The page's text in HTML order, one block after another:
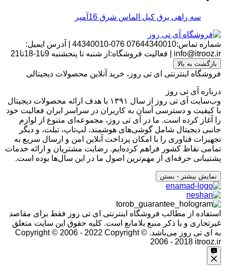
سه راهی برق کپل الماس شرق 16آمپر
شماره تماس:07644340010 076-44340010
آدرس ایمیل:
info@itrooz.ir
فعالیت فروشگاه:از شنبه تا پنجشنبه 9تا1-18تا21
بازگشت به بالا
فروشگاه اینترنتی ای تی روز، خرید آنلاین محصولات دیجیتالی
درباره آی تی روز
وب‌سایت آی تی روز از سال ۱۳۹۱ با هدف ارائه محصولات دیجیتال
با کیفیت و دسترسی آسان به کاربران در سراسر ایران فعالیت خود
را آغاز کرده است. ما در آی تی روز، مجموعه‌ای متنوع از لوازم
جانبی دیجیتال شامل گوشی‌های هوشمند، لپ‌تاپ، تبلت، و دیگر
تجهیزات فناوری را با امکان پرداخت آنلاین امن و ارسال سریع به
تمامی نقاط کشور فراهم کرده‌ایم. رضایت مشتریان و ارائه خدمات
پشتیبانی حرفه‌ای از مهم‌ترین اصول ما در این سال‌ها بوده است.
نمایش بیشتر - بستن
استفاده از مطالب فروشگاه اینترنتی ای تی روز فقط برای مقاصد
غیرتجاری و با ذکر منبع بلامانع است. کلیه حقوق این سایت متعلق
به ای تی روز می‌باشد. Copyright © 2006 - 2022 Copyright ©
2006 - 2018 itrooz.ir